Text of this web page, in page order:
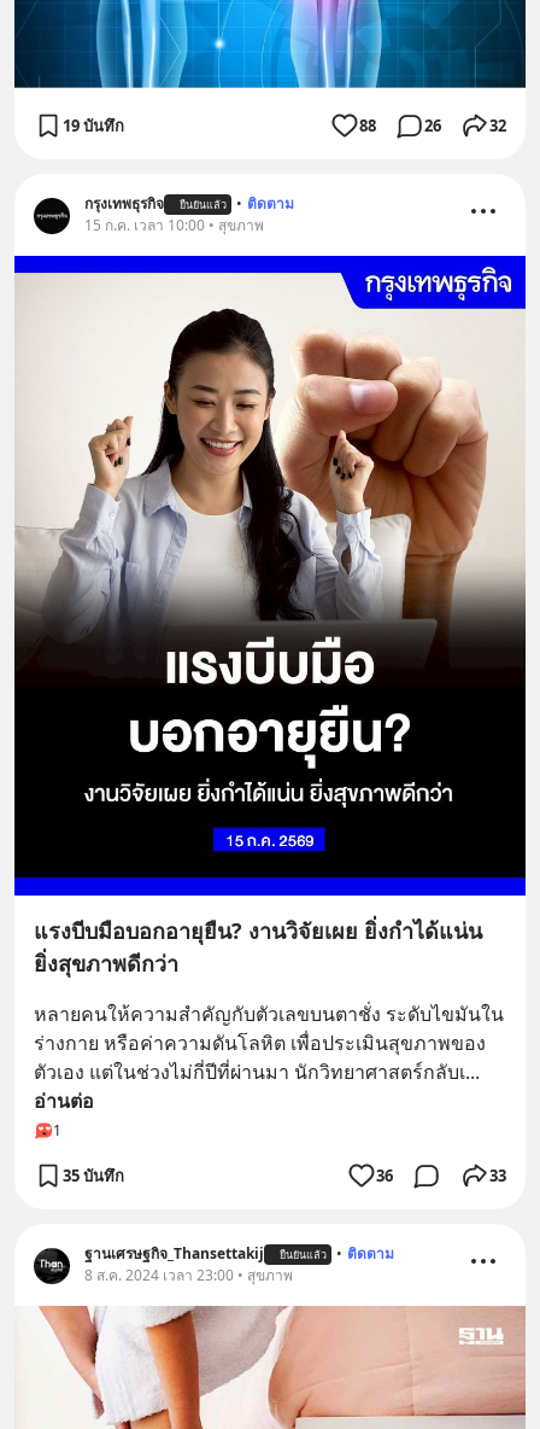
19 บันทึก 88 26 32
กรุงเทพธุรกิจ ยืนยันแล้ว • ติดตาม
15 ก.ค. เวลา 10:00 • สุขภาพ
แรงบีบมือบอกอายุยืน? งานวิจัยเผย ยิ่งกำได้แน่น
ยิ่งสุขภาพดีกว่า
หลายคนให้ความสำคัญกับตัวเลขบนตาชั่ง ระดับไขมันใน
ร่างกาย หรือค่าความดันโลหิต เพื่อประเมินสุขภาพของ
ตัวเอง แต่ในช่วงไม่กี่ปีที่ผ่านมา นักวิทยาศาสตร์กลับเ
อ่านต่อ
1
35 บันทึก 36 33
ฐานเศรษฐกิจ_Thansettakij ยืนยันแล้ว • ติดตาม
8 ส.ค. 2024 เวลา 23:00 • สุขภาพ